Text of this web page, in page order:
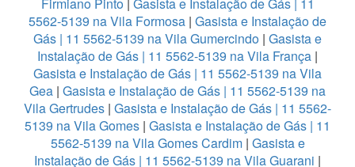
Firmiano Pinto| Gasista e Instalação de Gás | 11
5562-5139 na Vila Formosa | Gasista e Instalação de
Gás | 11 5562-5139 na Vila Gumercindo | Gasista e
Instalação de Gás | 11 5562-5139 na Vila França |
Gasista e Instalação de Gás | 11 5562-5139 na Vila
Gea | Gasista e Instalação de Gás | 11 5562-5139 na
Vila Gertrudes | Gasista e Instalação de Gás | 11 5562-
5139 na Vila Gomes | Gasista e Instalação de Gás | 11
5562-5139 na Vila Gomes Cardim| Gasista e
Instalação de Gás | 11 5562-5139 na Vila Guarani |